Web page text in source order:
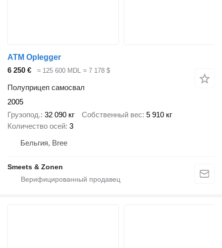
ATM Oplegger
6 250 €
≈ 125 600 MDL ≈ 7 178 $
Полуприцеп самосвал
2005
Грузопод. 32 090 кг Собственный вес 5 910 кг
Количество осей 3
Бельгия, Bree
Smeets & Zonen